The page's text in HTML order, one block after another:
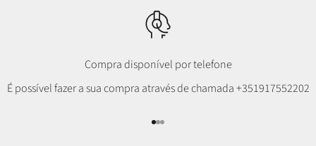
Compra disponível por telefone
É possível fazer a sua compra através de chamada+351917552202
Ir para item 1
Ir para item 2
Ir para item 3